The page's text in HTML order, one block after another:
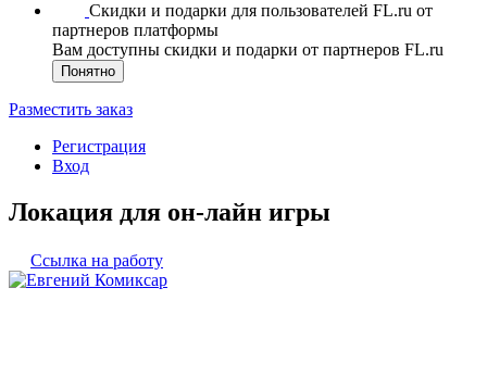
Скидки и подарки для пользователей FL.ru от
партнеров платформы
Вам доступны скидки и подарки от партнеров FL.ru
Понятно
Разместить заказ
Регистрация
Вход
Локация для он-лайн игры
Ссылка на работу